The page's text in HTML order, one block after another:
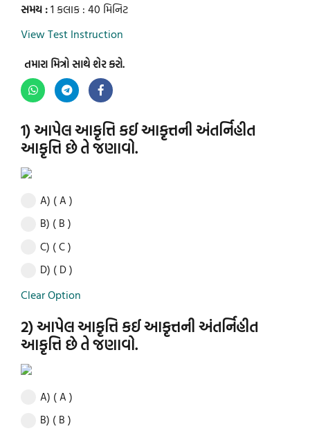
સમય :1 કલાક : 40 મિનિટ
View Test Instruction
તમારા મિત્રો સાથે શેર કરો.
1) આપેલ આકૃત્તિ કઈ આકૃત્તની અંતર્નિહીત
આકૃત્તિ છે તે જણાવો.
A) ( A )
B) ( B )
C) ( C )
D) ( D )
Clear Option
2) આપેલ આકૃત્તિ કઈ આકૃત્તની અંતર્નિહીત
આકૃત્તિ છે તે જણાવો.
A) ( A )
B) ( B )